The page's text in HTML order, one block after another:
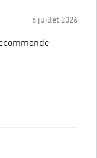
6 juillet 2026